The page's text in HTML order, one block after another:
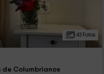
43 Fotos
de Columbrianos